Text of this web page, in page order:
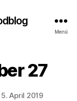
Menü
27
5. April 2019